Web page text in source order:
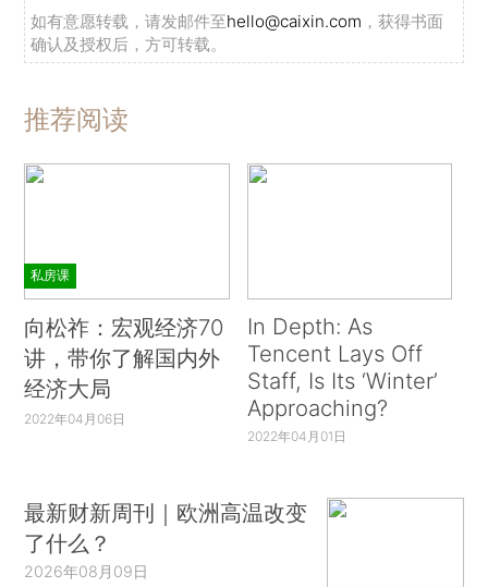
如有意愿转载，请发邮件至hello@caixin.com ，获得书面
确认及授权后，方可转载。
推荐阅读
私房课
向松祚：宏观经济70
讲，带你了解国内外
经济大局
2022年04月06日
In Depth: As
Tencent Lays Off
Staff, Is Its ‘Winter’
Approaching?
2022年04月01日
最新财新周刊｜欧洲高温改变
了什么？
2026年08月09日